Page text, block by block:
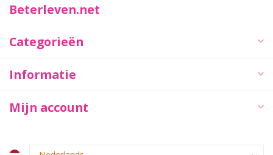
Beterleven.net
Categorieën
Informatie
Mijn account